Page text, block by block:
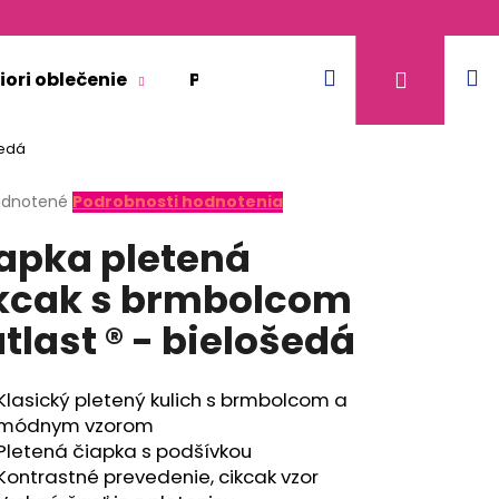
oblečenie Pre dospelých Doplnkový
Hľadať
Podrobnosti hodnotenia
pletená
s brmbolcom
® - bielošedá
pletený kulich s brmbolcom a
vzorom
čiapka s podšívkou
prevedenie, cikcak vzor
TENKÉ VÝSTRIH U